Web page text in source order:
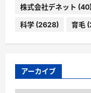
株式会社デネット (40)
科学 (2628) 育毛
アーカイブ